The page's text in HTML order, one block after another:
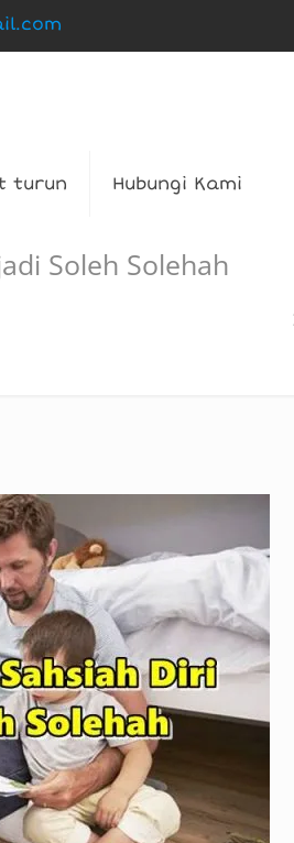
turun Hubungi Kami
Soleh Solehah